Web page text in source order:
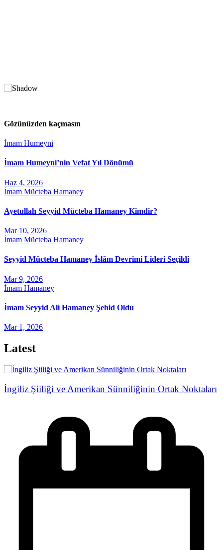
Gözünüzden kaçmasın
İmam Humeyni
İmam Humeyni’nin Vefat Yıl Dönümü
Haz 4, 2026
İmam Mücteba Hamaney
Ayetullah Seyyid Mücteba Hamaney Kimdir?
Mar 10, 2026
İmam Mücteba Hamaney
Seyyid Mücteba Hamaney İslâm Devrimi Lideri Seçildi
Mar 9, 2026
İmam Hamaney
İmam Seyyid Ali Hamaney Şehid Oldu
Mar 1, 2026
Latest
İngiliz Şiiliği ve Amerikan Sünniliğinin Ortak Noktaları